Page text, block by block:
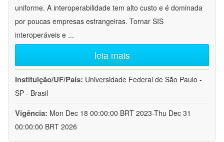
uniforme. A interoperabilidade tem alto custo e é dominada
por poucas empresas estrangeiras. Tornar SIS
interoperáveis e ...
leia mais
Instituição/UF/País: Universidade Federal de São Paulo -
SP - Brasil
Vigência: Mon Dec 18 00:00:00 BRT 2023-Thu Dec 31
00:00:00 BRT 2026